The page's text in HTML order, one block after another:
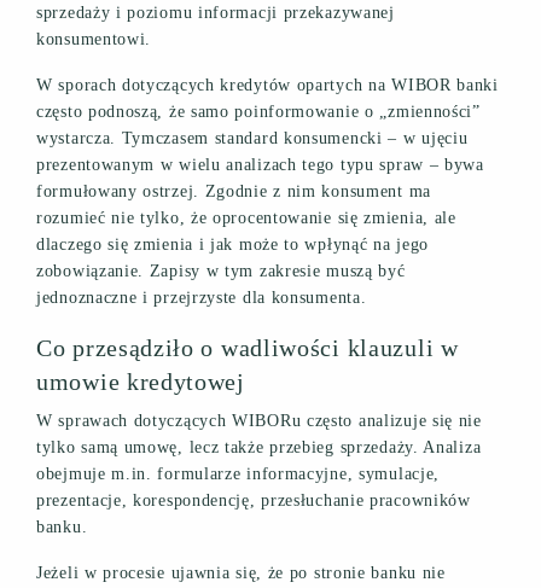
sprzedaży i poziomu informacji przekazywanej
konsumentowi.
W sporach dotyczących kredytów opartych na WIBOR banki
często podnoszą, że samo poinformowanie o „zmienności”
wystarcza. Tymczasem standard konsumencki – w ujęciu
prezentowanym w wielu analizach tego typu spraw – bywa
formułowany ostrzej. Zgodnie z nim konsument ma
rozumieć nie tylko, że oprocentowanie się zmienia, ale
dlaczego się zmienia i jak może to wpłynąć na jego
zobowiązanie. Zapisy w tym zakresie muszą być
jednoznaczne i przejrzyste dla konsumenta.
Co przesądziło o wadliwości klauzuli w
umowie kredytowej
W sprawach dotyczących WIBORu często analizuje się nie
tylko samą umowę, lecz także przebieg sprzedaży. Analiza
obejmuje m.in. formularze informacyjne, symulacje,
prezentacje, korespondencję, przesłuchanie pracowników
banku.
Jeżeli w procesie ujawnia się, że po stronie banku nie